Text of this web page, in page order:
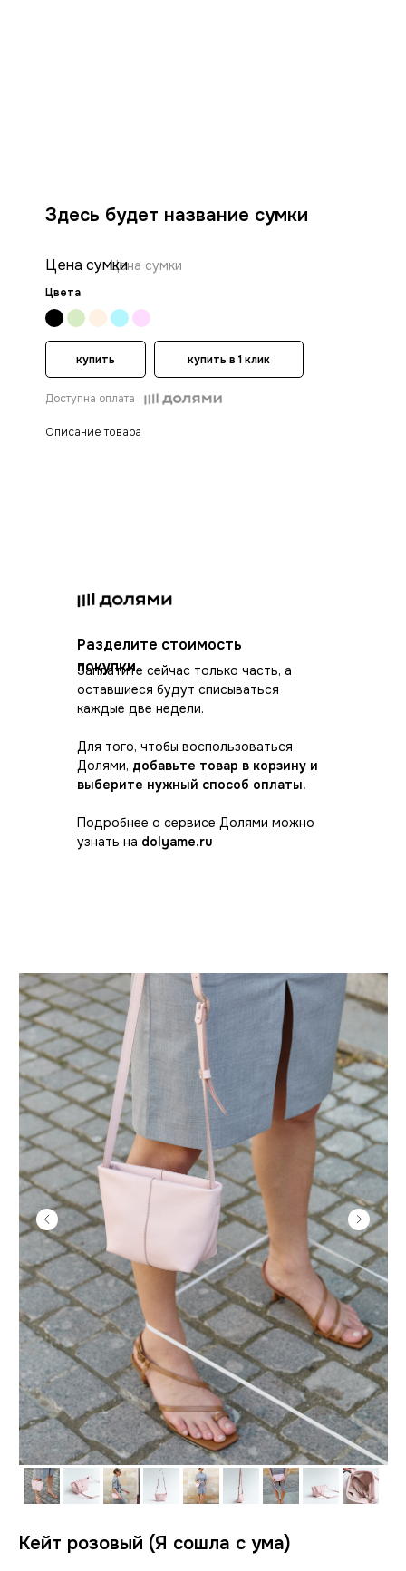
Описание товара
Цена сумки
Цена сумки
Цвета
Здесь будет название сумки
купить купить в 1 клик
Доступна оплата
Заплатите сейчас только часть, а
оставшиеся будут списываться
каждые две недели.
Для того, чтобы воспользоваться
Долями, добавьте товар в корзину и
выберите нужный способ оплаты.
Подробнее о сервисе Долями можно
узнать на dolyame.ru
Разделите стоимость
покупки
Кейт розовый (Я сошла с ума)